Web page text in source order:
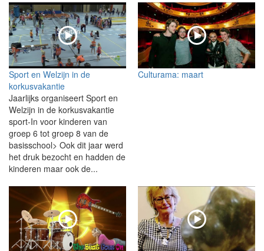
Sport en Welzijn in de
korkusvakantie
Jaarlijks organiseert Sport en
Welzijn in de korkusvakantie
sport-In voor kinderen van
groep 6 tot groep 8 van de
basisschool> Ook dit jaar werd
het druk bezocht en hadden de
kinderen maar ook de...
Culturama: maart